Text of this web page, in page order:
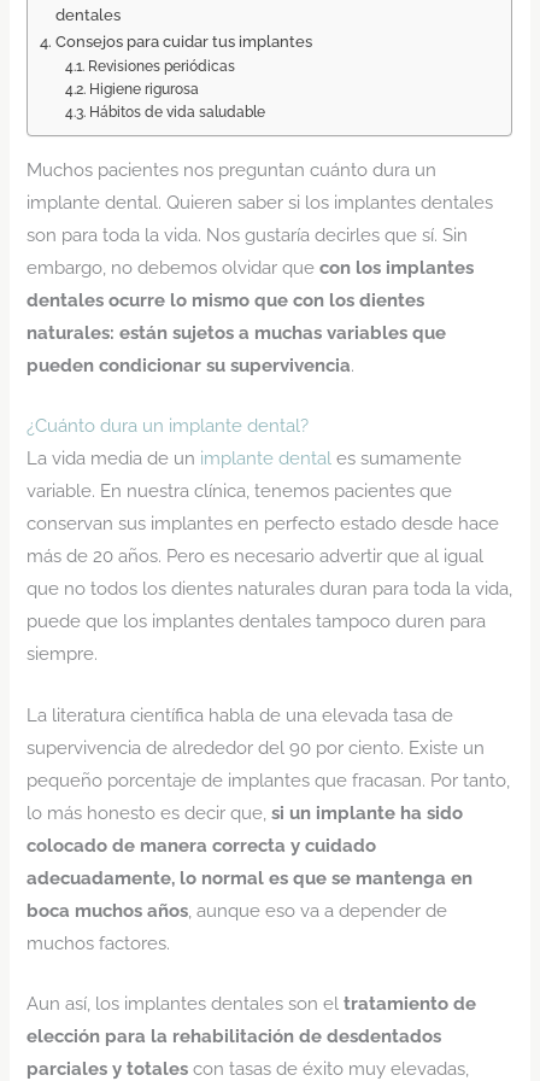
dentales
Consejos para cuidar tus implantes
Revisiones periódicas
Higiene rigurosa
Hábitos de vida saludable
Muchos pacientes nos preguntan cuánto dura un
implante dental. Quieren saber si los implantes dentales
son para toda la vida. Nos gustaría decirles que sí. Sin
embargo, no debemos olvidar quecon los implantes
dentales ocurre lo mismo que con los dientes
naturales: están sujetos a muchas variables que
pueden condicionar su supervivencia.
¿Cuánto dura un implante dental?
La vida media de un implante dental es sumamente
variable. En nuestra clínica, tenemos pacientes que
conservan sus implantes en perfecto estado desde hace
más de 20 años. Pero es necesario advertir que al igual
que no todos los dientes naturales duran para toda la vida,
puede que los implantes dentales tampoco duren para
siempre.
La literatura científica habla de una elevada tasa de
supervivencia de alrededor del 90 por ciento. Existe un
pequeño porcentaje de implantes que fracasan. Por tanto,
lo más honesto es decir que,si un implante ha sido
colocado de manera correcta y cuidado
adecuadamente, lo normal es que se mantenga en
boca muchos años , aunque eso va a depender de
muchos factores.
Aun así, los implantes dentales son eltratamiento de
elección para la rehabilitación de desdentados
parciales y totales con tasas de éxito muy elevadas,